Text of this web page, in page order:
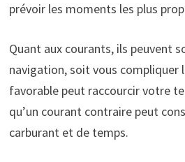
prévoir les moments les plus
Quant aux courants, ils peuvent
navigation, soit vous compliquer
favorable peut raccourcir votre
qu’un courant contraire peut
carburant et de temps.